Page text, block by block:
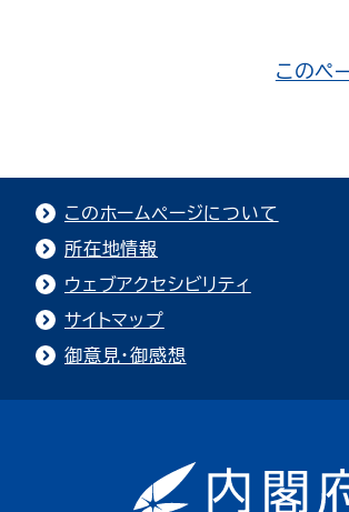
このペ
このホームページについて
所在地情報
ウェブアクセシビリティ
サイトマップ
御意見・御感想